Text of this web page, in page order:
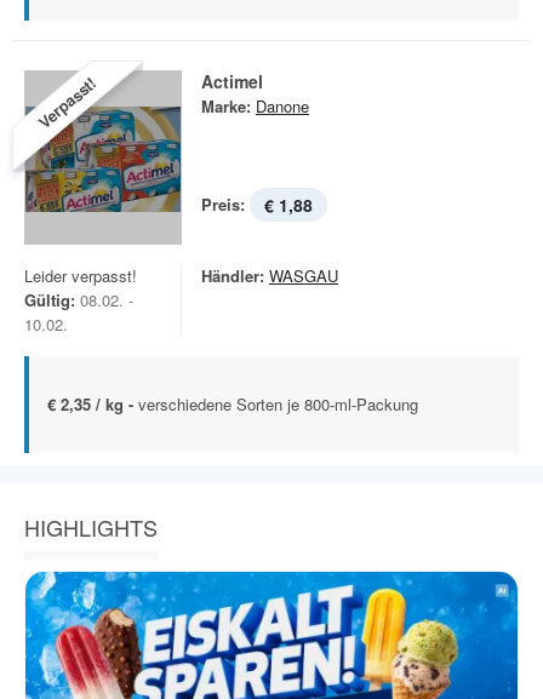
Verpasst! Actimel
Marke: Danone
Preis: € 1,88
Leider verpasst!
Gültig: 08.02. -
10.02.
Händler: WASGAU
€ 2,35 / kg - verschiedene Sorten je 800-ml-Packung
HIGHLIGHTS